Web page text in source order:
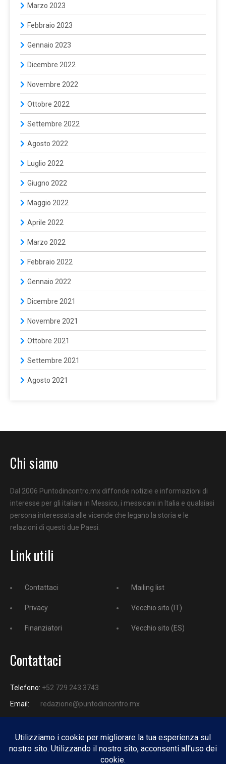
Marzo 2023
Febbraio 2023
Gennaio 2023
Dicembre 2022
Novembre 2022
Ottobre 2022
Settembre 2022
Agosto 2022
Luglio 2022
Giugno 2022
Maggio 2022
Aprile 2022
Marzo 2022
Febbraio 2022
Gennaio 2022
Dicembre 2021
Novembre 2021
Ottobre 2021
Settembre 2021
Agosto 2021
Chi siamo
Dal 2006 Puntodincontro.mx diffonde notizie e informazioni di
interesse per gli italiani in Messico, i messicani in Italia e qualsiasi
persona interessata alle vicende che legano la storia e le
relazioni di questi due Paesi.
Link utili
Contattaci
Privacy
Finanziatori
Mailing list
Vecchio sito (IT)
Vecchio sito (ES)
Contattaci
Telefono: +52 729 243 3743
Email:
redazione@puntodincontro.mx
PUNTODINCONTRO